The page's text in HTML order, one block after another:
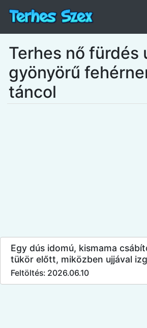
Terhes nő fürdés
gyönyörű
táncol
Egy dús idomú, kismama
tükör előtt, miközben ujjával
Feltöltés: 2026.06.10